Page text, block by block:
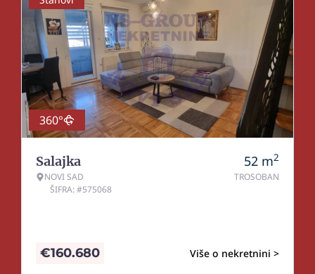
360°
Salajka
NOVI SAD
ŠIFRA: #575068
52 m2
TROSOBAN
Više o nekretnini >
€160.680